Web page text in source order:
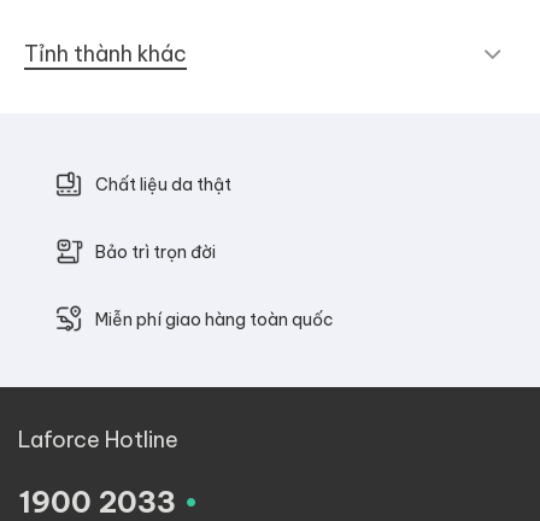
Tỉnh thành khác
Chất liệu da thật
Bảo trì trọn đời
Miễn phí giao hàng toàn quốc
Laforce Hotline
1900 2033 .